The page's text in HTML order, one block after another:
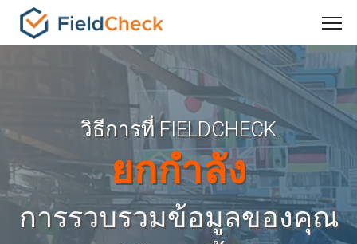
วิธีการที่ FIELDCHECK
ยกกำลัง
การรวบรวมข้อมูลของคุณ